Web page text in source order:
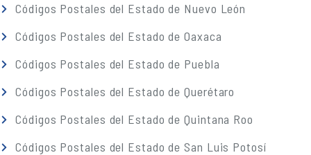
Códigos Postales del Estado de Nuevo León
Códigos Postales del Estado de Oaxaca
Códigos Postales del Estado de Puebla
Códigos Postales del Estado de Querétaro
Códigos Postales del Estado de Quintana Roo
Códigos Postales del Estado de San Luis Potosí